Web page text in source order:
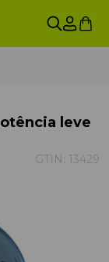
leve
GTIN: 13429